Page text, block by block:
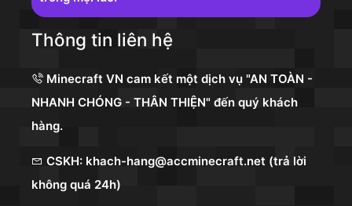
Thông tin liên hệ
Minecraft VN cam kết một dịch vụ "AN TOÀN -
NHANH CHÓNG - THÂN THIỆN" đến quý khách
hàng.
CSKH: khach-hang@accminecraft.net (trả lời
không quá 24h)